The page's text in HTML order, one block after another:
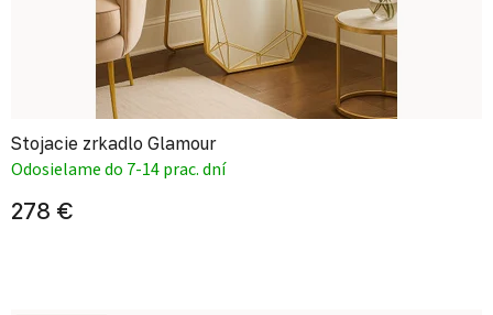
Stojacie zrkadlo Glamour
Odosielame do 7-14 prac. dní
278 €